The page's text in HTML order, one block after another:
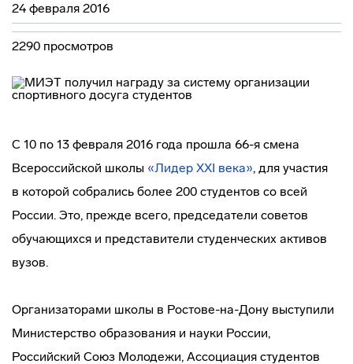
24 февраля 2016
2290 просмотров
С 10 по 13 февраля 2016 года прошла 66-я смена
Всероссийской школы «Лидер XXI века», для участия
в которой собрались более 200 студентов со всей
России. Это, прежде всего, председатели советов
обучающихся и представители студенческих активов
вузов.
Организаторами школы в Ростове-на-Дону выступили
Министерство образования и науки России,
Российский Союз Молодежи, Ассоциация студентов